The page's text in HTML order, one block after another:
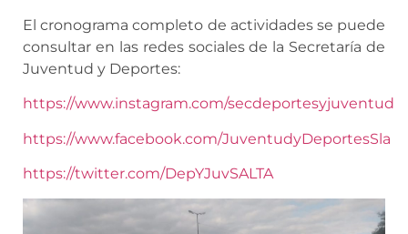
El cronograma completo de actividades se puede
consultar en las redes sociales de la Secretaría de
Juventud y Deportes:
https://www.instagram.com/secdeportesyjuventud
https://www.facebook.com/JuventudyDeportesSla
https://twitter.com/DepYJuvSALTA